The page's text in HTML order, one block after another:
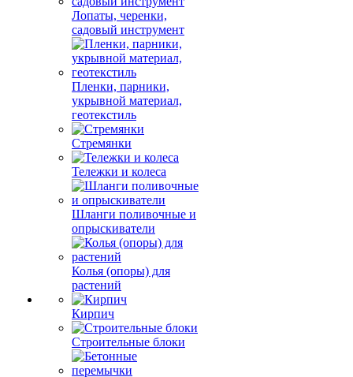
Лопаты, черенки,
садовый инструмент
Пленки, парники,
укрывной материал,
геотекстиль
Стремянки
Тележки и колеса
Шланги поливочные и
опрыскиватели
Колья (опоры) для
растений
Кирпич
Строительные блоки